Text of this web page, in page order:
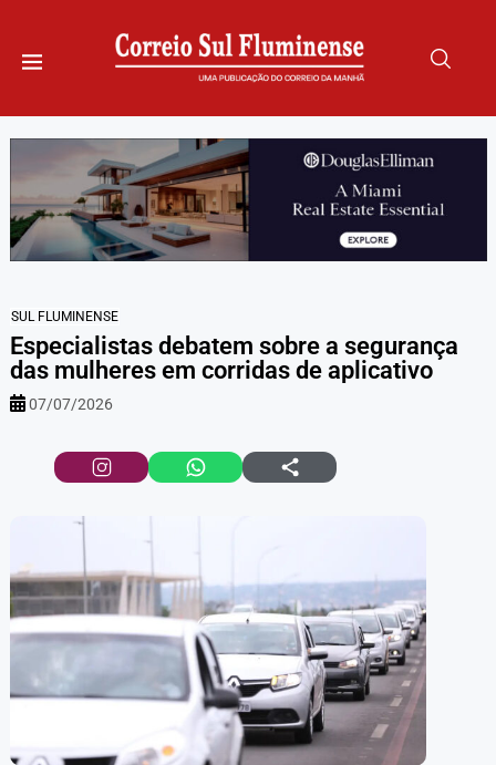
SUL FLUMINENSE
Especialistas debatem sobre a segurança
das mulheres em corridas de aplicativo
07/07/2026